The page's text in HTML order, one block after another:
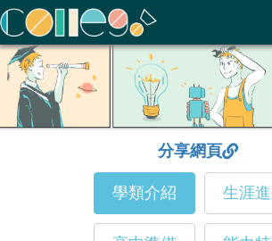
ColleGo! 大學選才與高中育才輔助系統
分享網頁
學類介紹 生涯